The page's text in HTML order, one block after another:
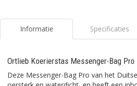
Informatie Specificaties
Ortlieb Koerierstas Messenger-Bag Pro
Deze Messenger-Bag Pro van het